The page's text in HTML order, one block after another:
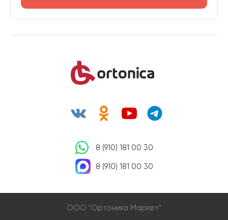
8 (910) 181 00 30
8 (910) 181 00 30
OOO "Ортоника Маркет"